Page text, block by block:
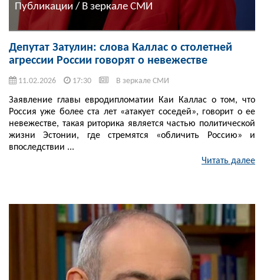
Публикации / В зеркале СМИ
Депутат Затулин: слова Каллас о столетней
агрессии России говорят о невежестве
11.02.2026 17:30 В зеркале СМИ
Заявление главы евродипломатии Каи Каллас о том, что
Россия уже более ста лет «атакует соседей», говорит о ее
невежестве, такая риторика является частью политической
жизни Эстонии, где стремятся «обличить Россию» и
впоследствии ...
Читать далее